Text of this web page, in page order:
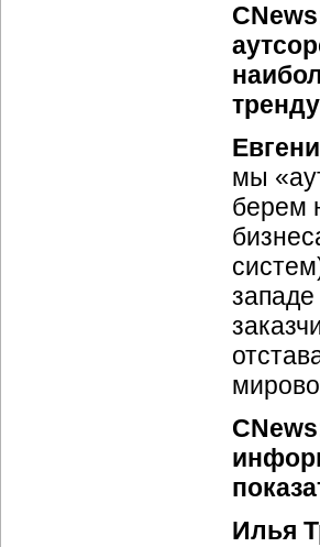
мы
берем
Илья